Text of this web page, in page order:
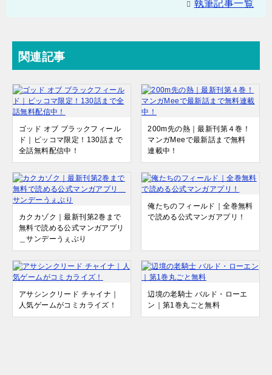
執筆記事一覧
関連記事
ゴッド オブ ブラックフィール
ド｜ピッコマ限定！130話まで
全話無料配信中！
200m先の熱｜最新刊第４巻！
マンガMeeで最新話まで無料
連載中！
カクカゾク｜最新刊第2巻まで
無料で読める公式マンガアプリ
＿サンデーうぇぶり
俺たちのフィールド｜全巻無料
で読める公式マンガアプリ！
アサシンクリード チャイナ｜
人気ゲームがコミカライズ！
辺境の老騎士 バルド・ローエ
ン｜第1巻丸ごと無料